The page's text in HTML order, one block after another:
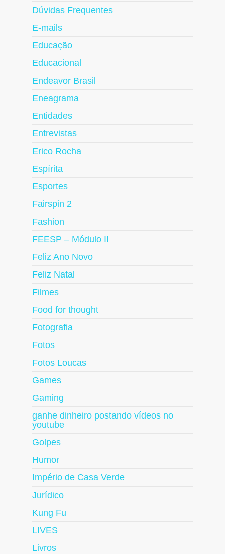
Dúvidas Frequentes
E-mails
Educação
Educacional
Endeavor Brasil
Eneagrama
Entidades
Entrevistas
Erico Rocha
Espírita
Esportes
Fairspin 2
Fashion
FEESP – Módulo II
Feliz Ano Novo
Feliz Natal
Filmes
Food for thought
Fotografia
Fotos
Fotos Loucas
Games
Gaming
ganhe dinheiro postando vídeos no
youtube
Golpes
Humor
Império de Casa Verde
Jurídico
Kung Fu
LIVES
Livros